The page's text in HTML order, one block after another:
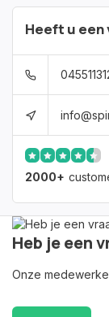
Heeft u een
2000+
Heb je een
Onze